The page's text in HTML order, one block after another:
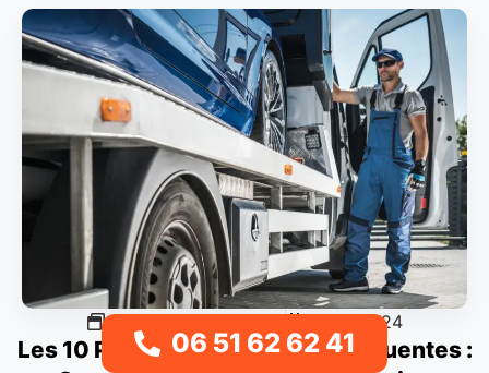
Pannes & diagnostics 13/01/2024
Les 10 Pannes Auto les Plus Fréquentes :
06 51 62 62 41